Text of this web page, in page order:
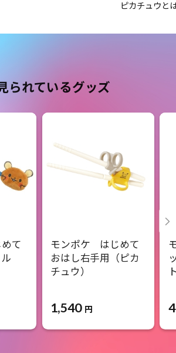
ピカチュウと
られているグッズ
て
モンポケ はじめて
おはし右手用（ピカ
チュウ）
1,540 円